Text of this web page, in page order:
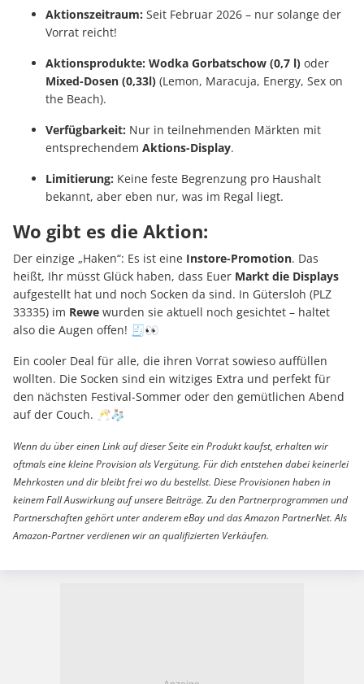
Aktionszeitraum: Seit Februar 2026 – nur solange der
Vorrat reicht!
Aktionsprodukte: Wodka Gorbatschow (0,7 l) oder
Mixed-Dosen (0,33l) (Lemon, Maracuja, Energy, Sex on
the Beach).
Verfügbarkeit: Nur in teilnehmenden Märkten mit
entsprechendem Aktions-Display.
Limitierung: Keine feste Begrenzung pro Haushalt
bekannt, aber eben nur, was im Regal liegt.
Wo gibt es die Aktion:
Der einzige „Haken“: Es ist eine Instore-Promotion. Das
heißt, Ihr müsst Glück haben, dass Euer Markt die Displays
aufgestellt hat und noch Socken da sind. In Gütersloh (PLZ
33335) im Rewe wurden sie aktuell noch gesichtet – haltet
also die Augen offen! 🧾👀
Ein cooler Deal für alle, die ihren Vorrat sowieso auffüllen
wollten. Die Socken sind ein witziges Extra und perfekt für
den nächsten Festival-Sommer oder den gemütlichen Abend
auf der Couch. 🥂🧦
Wenn du über einen Link auf dieser Seite ein Produkt kaufst, erhalten wir
oftmals eine kleine Provision als Vergütung. Für dich entstehen dabei keinerlei
Mehrkosten und dir bleibt frei wo du bestellst. Diese Provisionen haben in
keinem Fall Auswirkung auf unsere Beiträge. Zu den Partnerprogrammen und
Partnerschaften gehört unter anderem eBay und das Amazon PartnerNet. Als
Amazon-Partner verdienen wir an qualifizierten Verkäufen.